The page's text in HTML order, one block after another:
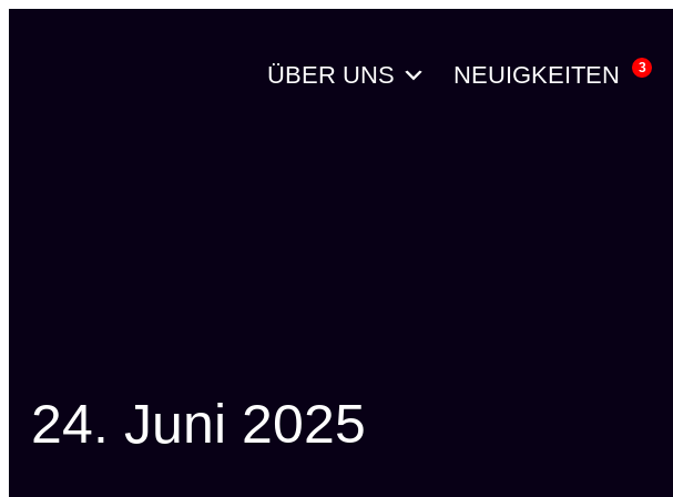
ÜBER UNS NEUIGKEITEN 3
24. Juni 2025